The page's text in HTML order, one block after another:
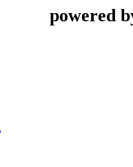
powered